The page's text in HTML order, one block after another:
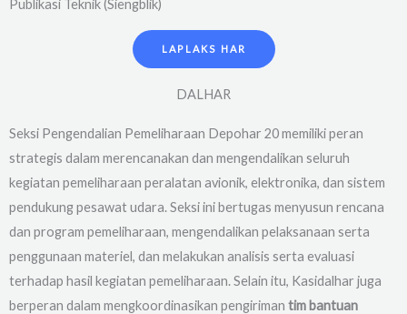
Publikasi Teknik (Siengblik)
LAPLAKS HAR
DALHAR
Seksi Pengendalian Pemeliharaan Depohar 20 memiliki peran
strategis dalam merencanakan dan mengendalikan seluruh
kegiatan pemeliharaan peralatan avionik, elektronika, dan sistem
pendukung pesawat udara. Seksi ini bertugas menyusun rencana
dan program pemeliharaan, mengendalikan pelaksanaan serta
penggunaan materiel, dan melakukan analisis serta evaluasi
terhadap hasil kegiatan pemeliharaan. Selain itu, Kasidalhar juga
berperan dalam mengkoordinasikan pengiriman tim bantuan